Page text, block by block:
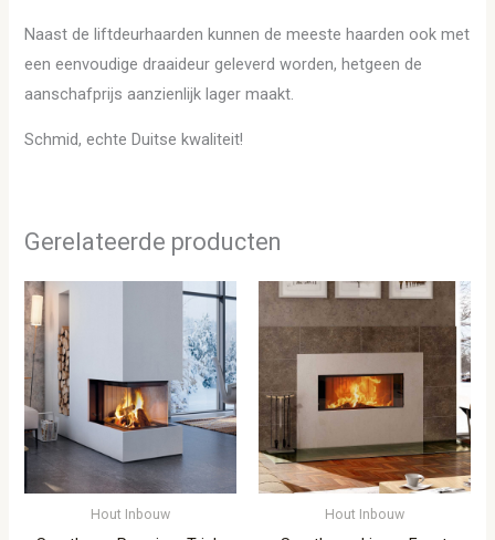
Naast de liftdeurhaarden kunnen de meeste haarden ook met
een eenvoudige draaideur geleverd worden, hetgeen de
aanschafprijs aanzienlijk lager maakt.
Schmid, echte Duitse kwaliteit!
Gerelateerde producten
Hout Inbouw Hout Inbouw